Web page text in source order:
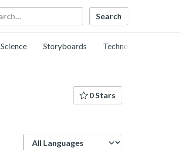
Science Storyboards Technology
0 Stars